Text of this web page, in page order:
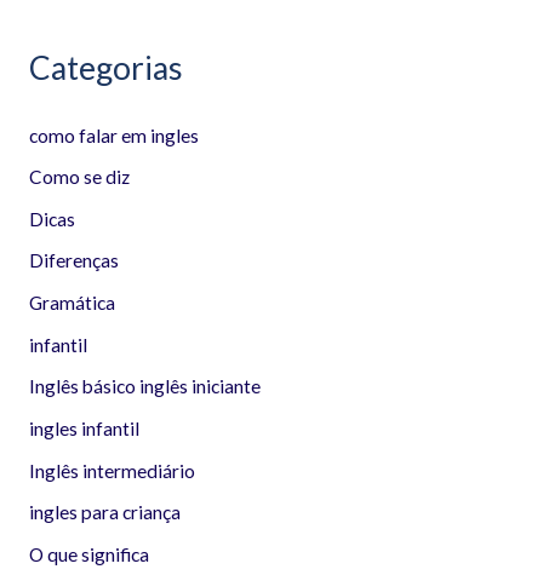
Categorias
como falar em ingles
Como se diz
Dicas
Diferenças
Gramática
infantil
Inglês básico inglês iniciante
ingles infantil
Inglês intermediário
ingles para criança
O que significa